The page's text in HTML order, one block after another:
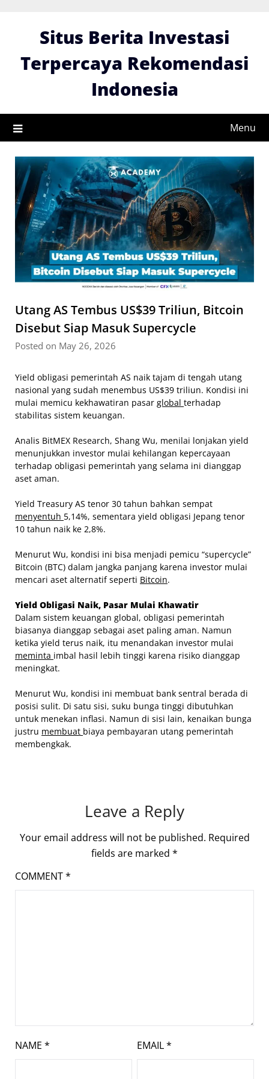
Situs Berita Investasi
Terpercaya Rekomendasi
Indonesia
Menu
Utang AS Tembus US$39 Triliun, Bitcoin
Disebut Siap Masuk Supercycle
Posted on May 26, 2026
Yield obligasi pemerintah AS naik tajam di tengah utang
nasional yang sudah menembus US$39 triliun. Kondisi ini
mulai memicu kekhawatiran pasar global terhadap
stabilitas sistem keuangan.
Analis BitMEX Research, Shang Wu, menilai lonjakan yield
menunjukkan investor mulai kehilangan kepercayaan
terhadap obligasi pemerintah yang selama ini dianggap
aset aman.
Yield Treasury AS tenor 30 tahun bahkan sempat
menyentuh 5,14%, sementara yield obligasi Jepang tenor
10 tahun naik ke 2,8%.
Menurut Wu, kondisi ini bisa menjadi pemicu “supercycle”
Bitcoin (BTC) dalam jangka panjang karena investor mulai
mencari aset alternatif seperti Bitcoin.
Yield Obligasi Naik, Pasar Mulai Khawatir
Dalam sistem keuangan global, obligasi pemerintah
biasanya dianggap sebagai aset paling aman. Namun
ketika yield terus naik, itu menandakan investor mulai
meminta imbal hasil lebih tinggi karena risiko dianggap
meningkat.
Menurut Wu, kondisi ini membuat bank sentral berada di
posisi sulit. Di satu sisi, suku bunga tinggi dibutuhkan
untuk menekan inflasi. Namun di sisi lain, kenaikan bunga
justru membuat biaya pembayaran utang pemerintah
membengkak.
Leave a Reply
Your email address will not be published. Required
fields are marked *
COMMENT*
NAME * EMAIL*